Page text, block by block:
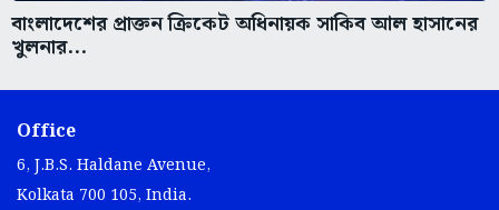
বাংলাদেশের প্রাক্তন ক্রিকেট অধিনায়ক সাকিব আল হাসানের
খুলনার...
Office
6, J.B.S. Haldane Avenue,
Kolkata 700 105, India.